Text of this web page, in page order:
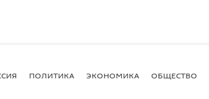
ПОЛИТИКА ЭКОНОМИКА ОБЩЕСТВО